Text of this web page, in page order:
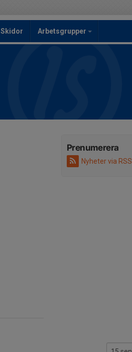
Skidor Arbetsgrupper
Prenumerera
Nyheter via RSS